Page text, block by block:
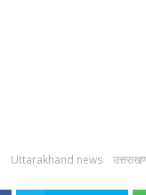
Uttarakhand news